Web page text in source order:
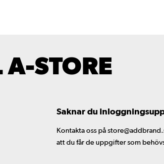
STORE
Saknar du
Kontakta oss på
att du får de uppgifter som